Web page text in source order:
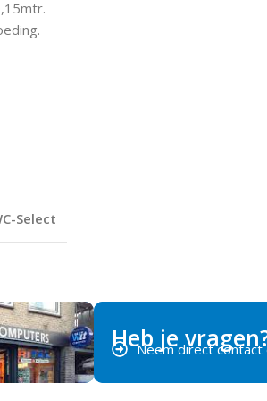
Select
Heb je
Neem direct contact